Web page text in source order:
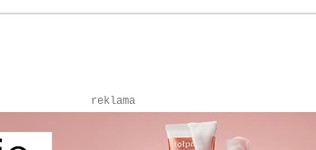
reklama